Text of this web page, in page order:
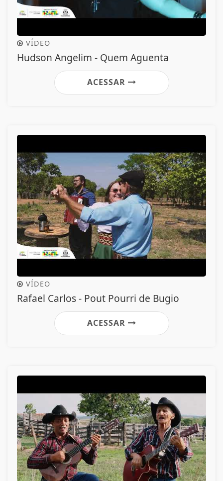
VÍDEO
Hudson Angelim - Quem Aguenta
ACESSAR
VÍDEO
Rafael Carlos - Pout Pourri de Bugio
ACESSAR